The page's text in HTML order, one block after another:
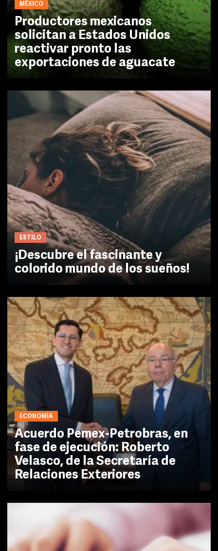
MÉXICO
Productores mexicanos
solicitan a Estados Unidos
reactivar pronto las
exportaciones de aguacate
ESTILO
¡Descubre el fascinante y
colorido mundo de los sueños!
ECONOMÍA
Acuerdo Pemex-Petrobras, en
fase de ejecución: Roberto
Velasco, de la Secretaría de
Relaciones Exteriores